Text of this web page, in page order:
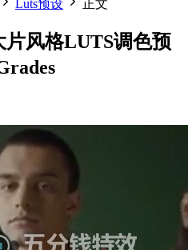
Luts预设 正文
片风格LUTS调色预